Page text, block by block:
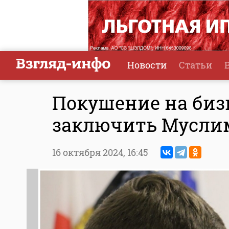
Новости Статьи
Покушение на
заключить
16 октября 2024, 16:45